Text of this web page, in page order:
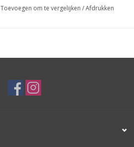
Toevoegen om te vergelijken /Afdrukken